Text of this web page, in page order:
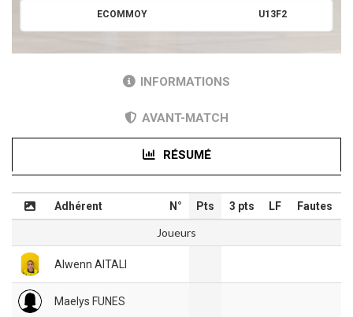
ECOMMOY U13F2
INFORMATIONS
AVANT-MATCH
RÉSUMÉ
Adhérent N° Pts 3 pts LF Fautes
Joueurs
Alwenn AITALI
Maelys FUNES